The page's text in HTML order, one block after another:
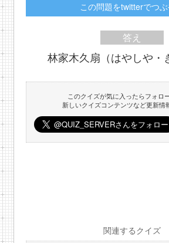
この問題をtwitterでつぶ
答え
林家木久扇（はやしや・
このクイズが気に入ったらフォロ
新しいクイズコンテンツなど更新情
関連するクイズ